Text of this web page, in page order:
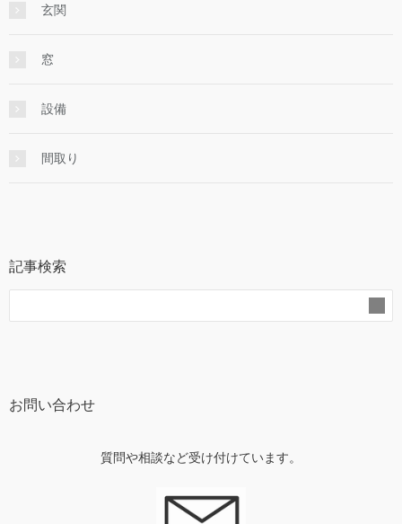
玄関
窓
設備
間取り
記事検索
お問い合わせ
質問や相談など受け付けています。